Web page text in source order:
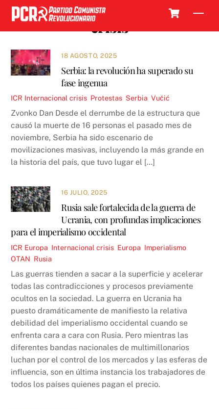
Skip
content
crisis
18 AGOSTO, 2025
Serbia: la revolución ha superado su
fase ingenua
ICR Internacional crisis Protestas Serbia ,Vučić
Zvonko Dan Desde el derrumbe de la estructura que
causó la muerte de 16 personas el pasado mes de
noviembre, Serbia ha sido escenario de
movilizaciones masivas, incluyendo la más grande en
la historia del país, que tuvo lugar el […]
16 JULIO, 2025
Rusia sale fortalecida de la guerra de
Ucrania, con profundas implicaciones
para el imperialismo occidental
ICR Europa Internacional crisis Europa Imperialismo
OTAN Rusia
Las guerras tienden a sacar a la superficie y acelerar
todas las contradicciones y procesos previamente
ocultos en la sociedad. La guerra en Ucrania ha
puesto dramáticamente de manifiesto la relativa
debilidad del imperialismo occidental cuando se
enfrenta cara a cara con Rusia. Pero mientras las
diferentes bandas nacionales de multimillonarios
luchan por el control de los mercados y las esferas de
influencia, son en última instancia los trabajadores de
todos los países quienes pagan el precio.